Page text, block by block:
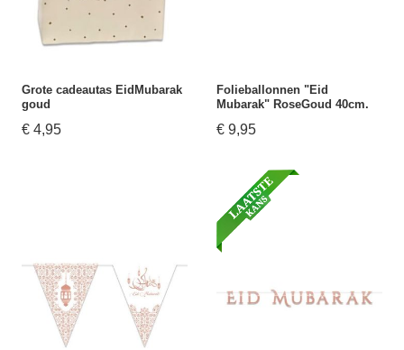
Grote cadeautas EidMubarak
goud
€ 4,95
Folieballonnen "Eid
Mubarak" RoseGoud 40cm.
€ 9,95